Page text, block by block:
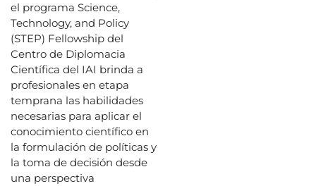
el programa Science,
Technology, and Policy
(STEP) Fellowship del
Centro de Diplomacia
Científica del IAI brinda a
profesionales en etapa
temprana las habilidades
necesarias para aplicar el
conocimiento científico en
la formulación de políticas y
la toma de decisión desde
una perspectiva